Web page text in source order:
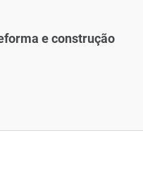
e construção